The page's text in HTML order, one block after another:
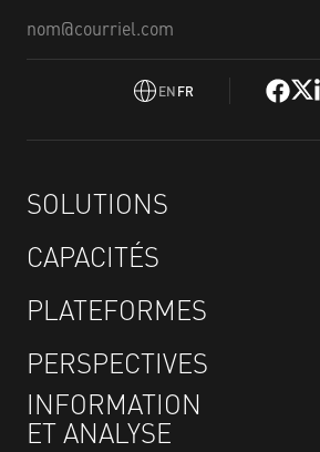
ENFR
SOLUTIONS
CAPACITÉS
PLATEFORMES
PERSPECTIVES
INFORMATION
ET ANALYSE